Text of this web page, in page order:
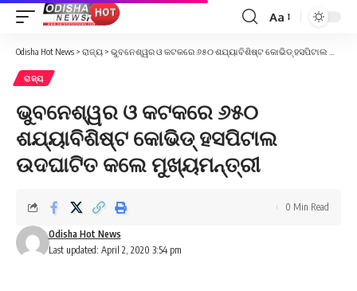
Font
Resizer
Aa
Odisha Hot News > ରାଜ୍ୟ > ଭୁବନେଶ୍ୱର ଓ କଟକରେ ୬୫୦ ଶଯ୍ୟାବିଶିଷ୍ଟ କୋଭିଡ୍ ହସପିଟାଲ ଉଦଘାଟିତ କଲେ ମୁଖ୍ୟମନ୍ତ୍ରୀ
ରାଜ୍ୟ
ଭୁବନେଶ୍ୱର ଓ କଟକରେ ୬୫୦
ଶଯ୍ୟାବିଶିଷ୍ଟ କୋଭିଡ୍ ହସପିଟାଲ
ଉଦଘାଟିତ କଲେ ମୁଖ୍ୟମନ୍ତ୍ରୀ
Last updated: April 2, 2020 3:54 pm
Odisha Hot News
0 Min Read